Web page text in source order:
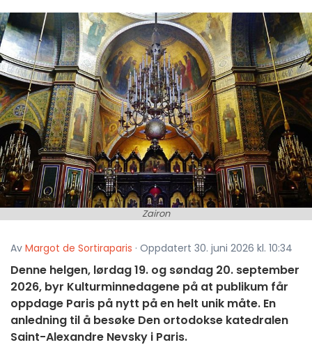
Zairon
Av Margot de Sortiraparis · Oppdatert 30. juni 2026 kl. 10:34
Denne helgen, lørdag 19. og søndag 20. september
2026, byr Kulturminnedagene på at publikum får
oppdage Paris på nytt på en helt unik måte. En
anledning til å besøke Den ortodokse katedralen
Saint-Alexandre Nevsky i Paris.